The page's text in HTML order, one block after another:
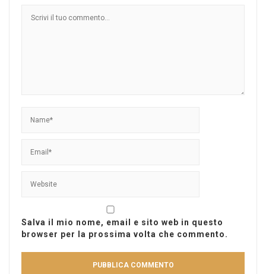
Salva il mio nome, email e sito web in questo
browser per la prossima volta che commento.